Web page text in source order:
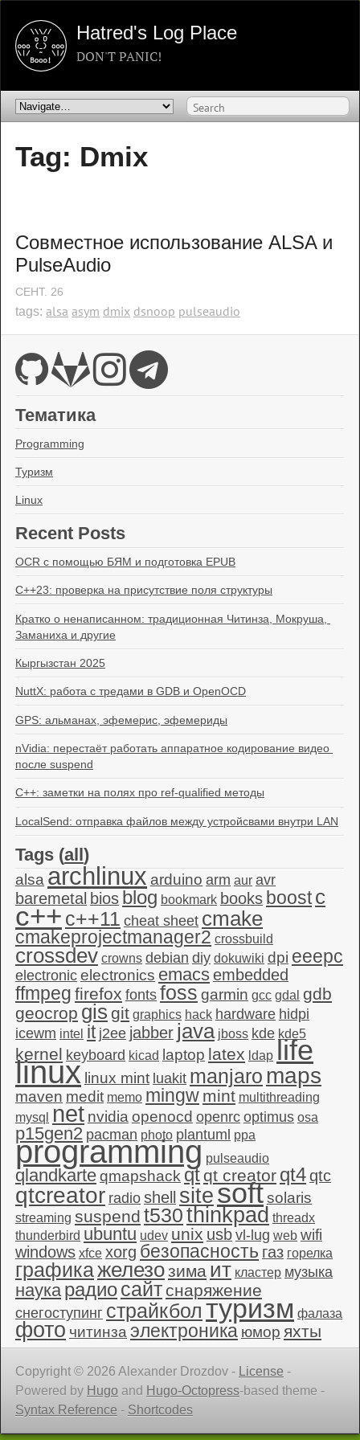
Hatred's Log Place
DON'T PANIC!
Tag: Dmix
Совместное использование ALSA и
PulseAudio
СЕНТ. 26
tags: alsa asym dmix dsnoop pulseaudio
Тематика
Programming
Туризм
Linux
Recent Posts
OCR с помощью БЯМ и подготовка EPUB
C++23: проверка на присутствие поля структуры
Кратко о ненаписанном: традиционная Читинза, Мокруша,
Заманиха и другие
Кыргызстан 2025
NuttX: работа с тредами в GDB и OpenOCD
GPS: альманах, эфемерис, эфемериды
nVidia: перестаёт работать аппаратное кодирование видео
после suspend
C++: заметки на полях про ref-qualified методы
LocalSend: отправка файлов между устройсвами внутри LAN
Tags (all)
alsa archlinux arduino arm aur avr
baremetal bios blog bookmark books boost c
c++c++11 cheat sheet cmake
cmakeprojectmanager2 crossbuild
crossdev crowns debian diy dokuwiki dpi eeepc
electronic electronics emacsembedded
ffmpeg firefox fonts foss garmin gcc gdal gdb
geocrop gis git graphics hack hardware hidpi
icewm intel it j2ee jabber java jboss kde kde5
kernel keyboard kicad laptop latex ldap life
linux linux mint luakit manjaro maps
maven medit memo mingw mint multithreading
mysql
net nvidia openocd openrc optimus osa
p15gen2 pacman photo plantuml ppa
programming pulseaudio
qlandkarteqmapshack qt qt creator qt4qtc
qtcreator radio shell sitesoftsolaris
streaming suspend t530thinkpad threadx
thunderbird ubuntu udev unix usb vl-lug web wifi
windows xfce xorg безопасность газ горелка
графикажелезозима ит кластер музыка
наука радиосайт снаряжение
снегоступинг страйкбол туризм фалаза
фото читинза электроника юмор яхты
Copyright © 2026 Alexander Drozdov - License -
Powered by Hugo and Hugo-Octopress-based theme -
Syntax Reference - Shortcodes